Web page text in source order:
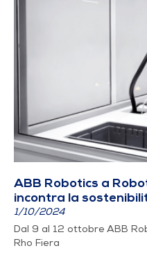
ABB Robotics a
incontra la
1/10/2024
Dal 9 al 12 ottobre ABB
Rho Fiera